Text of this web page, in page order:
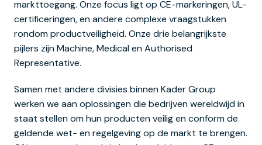
markttoegang. Onze focus ligt op CE-markeringen, UL-
certificeringen, en andere complexe vraagstukken
rondom productveiligheid. Onze drie belangrijkste
pijlers zijn Machine, Medical en Authorised
Representative.
Samen met andere divisies binnen Kader Group
werken we aan oplossingen die bedrijven wereldwijd in
staat stellen om hun producten veilig en conform de
geldende wet- en regelgeving op de markt te brengen.